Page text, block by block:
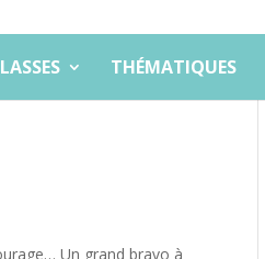
THÉMATIQUES
Un grand bravo à